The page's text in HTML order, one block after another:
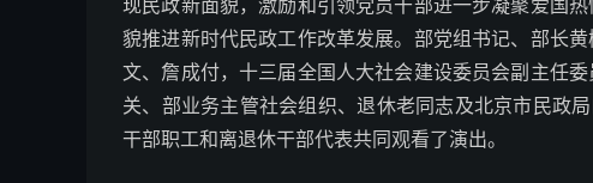
现民政新面貌，激励和引领党员干部进一步凝聚爱国
貌推进新时代民政工作改革发展。部党组书记、部长
文、詹成付，十三届全国人大社会建设委员会副主任
关、部业务主管社会组织、退休老同志及北京市民政
干部职工和离退休干部代表共同观看了演出。